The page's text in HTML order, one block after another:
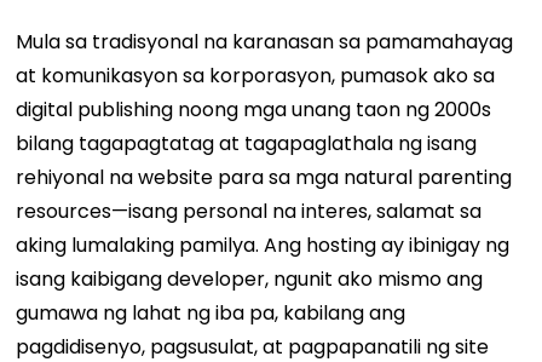
Mula sa tradisyonal na karanasan sa pamamahayag
at komunikasyon sa korporasyon, pumasok ako sa
digital publishing noong mga unang taon ng 2000s
bilang tagapagtatag at tagapaglathala ng isang
rehiyonal na website para sa mga natural parenting
resources—isang personal na interes, salamat sa
aking lumalaking pamilya. Ang hosting ay ibinigay ng
isang kaibigang developer, ngunit ako mismo ang
gumawa ng lahat ng iba pa, kabilang ang
pagdidisenyo, pagsusulat, at pagpapanatili ng site